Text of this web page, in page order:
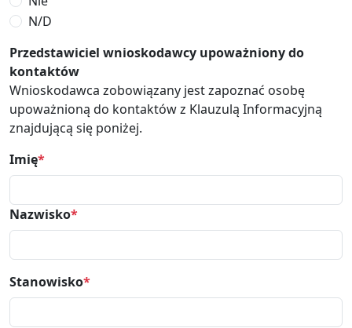
N/D
Przedstawiciel wnioskodawcy upoważniony do
kontaktów
Wnioskodawca zobowiązany jest zapoznać osobę
upoważnioną do kontaktów z Klauzulą Informacyjną
znajdującą się poniżej.
Imię*
Nazwisko*
Stanowisko*